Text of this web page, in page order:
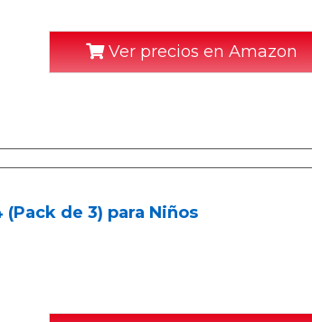
Ver precios en Amazon
(Pack de 3) para Niños